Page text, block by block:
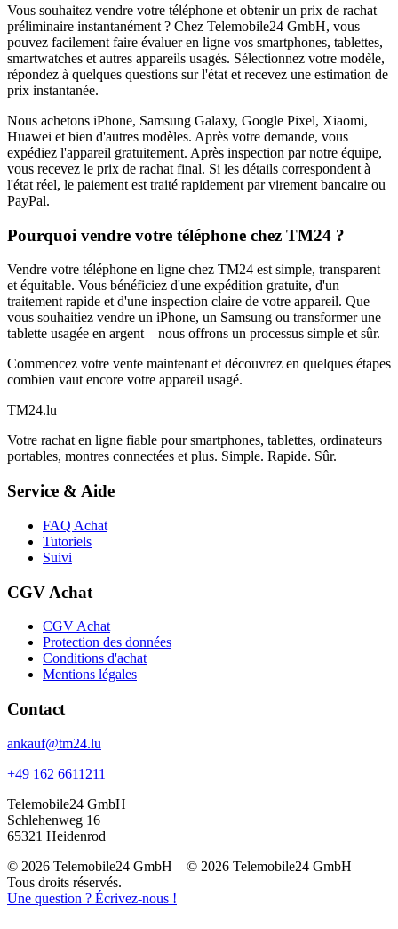
Vous souhaitez vendre votre téléphone et obtenir un prix de rachat
préliminaire instantanément ? Chez Telemobile24 GmbH, vous
pouvez facilement faire évaluer en ligne vos smartphones, tablettes,
smartwatches et autres appareils usagés. Sélectionnez votre modèle,
répondez à quelques questions sur l'état et recevez une estimation de
prix instantanée.
Nous achetons iPhone, Samsung Galaxy, Google Pixel, Xiaomi,
Huawei et bien d'autres modèles. Après votre demande, vous
expédiez l'appareil gratuitement. Après inspection par notre équipe,
vous recevez le prix de rachat final. Si les détails correspondent à
l'état réel, le paiement est traité rapidement par virement bancaire ou
PayPal.
Pourquoi vendre votre téléphone chez TM24 ?
Vendre votre téléphone en ligne chez TM24 est simple, transparent
et équitable. Vous bénéficiez d'une expédition gratuite, d'un
traitement rapide et d'une inspection claire de votre appareil. Que
vous souhaitiez vendre un iPhone, un Samsung ou transformer une
tablette usagée en argent – nous offrons un processus simple et sûr.
Commencez votre vente maintenant et découvrez en quelques étapes
combien vaut encore votre appareil usagé.
TM24.lu
Votre rachat en ligne fiable pour smartphones, tablettes, ordinateurs
portables, montres connectées et plus. Simple. Rapide. Sûr.
Service & Aide
FAQ Achat
Tutoriels
Suivi
CGV Achat
CGV Achat
Protection des données
Conditions d'achat
Mentions légales
Contact
ankauf@tm24.lu
+49 162 6611211
Telemobile24 GmbH
Schlehenweg 16
65321 Heidenrod
© 2026 Telemobile24 GmbH – © 2026 Telemobile24 GmbH –
Tous droits réservés.
Une question ? Écrivez-nous !